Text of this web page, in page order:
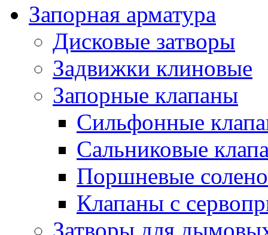
Запорная арматура
Дисковые затворы
Задвижки клиновые
Запорные клапаны
Сильфонные
Сальниковые
Поршневые
Клапаны с